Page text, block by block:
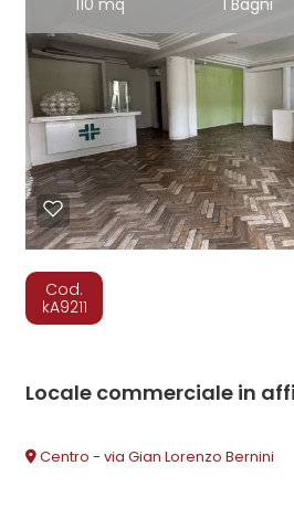
110 mq 1 Bagni
Cod.
kA9211
Locale commerciale in
Centro - via Gian Lorenzo Bernini